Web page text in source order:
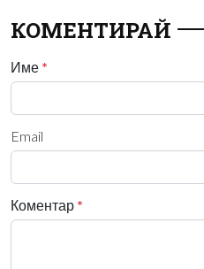
КОМЕНТИРАЙ
Име *
Email
Коментар *